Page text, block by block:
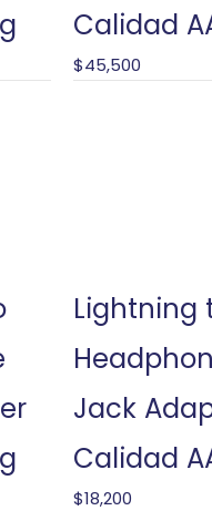
Calidad
$45,500
Lightning
Jack
Calidad
$18,200